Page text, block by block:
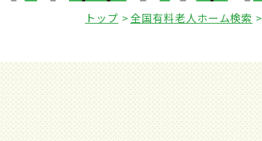
トップ 全国有料老人ホーム検索